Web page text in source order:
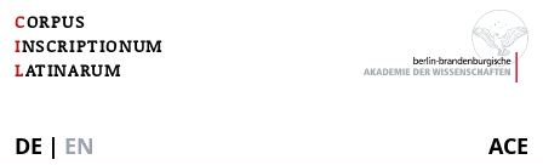
CORPUS
INSCRIPTIONUM
LATINARUM
DE | EN ACE